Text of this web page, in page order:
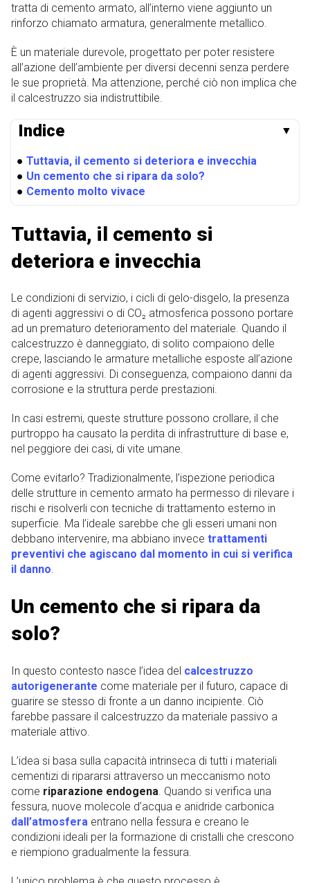
tratta di cemento armato, all’interno viene aggiunto un
rinforzo chiamato armatura, generalmente metallico.
È un materiale durevole, progettato per poter resistere
all’azione dell’ambiente per diversi decenni senza perdere
le sue proprietà. Ma attenzione, perché ciò non implica che
il calcestruzzo sia indistruttibile.
Indice ▼
● Tuttavia, il cemento si deteriora e invecchia
● Un cemento che si ripara da solo?
● Cemento molto vivace
Tuttavia, il cemento si
deteriora e invecchia
Le condizioni di servizio, i cicli di gelo-disgelo, la presenza
di agenti aggressivi o di CO₂ atmosferica possono portare
ad un prematuro deterioramento del materiale. Quando il
calcestruzzo è danneggiato, di solito compaiono delle
crepe, lasciando le armature metalliche esposte all’azione
di agenti aggressivi. Di conseguenza, compaiono danni da
corrosione e la struttura perde prestazioni.
In casi estremi, queste strutture possono crollare, il che
purtroppo ha causato la perdita di infrastrutture di base e,
nel peggiore dei casi, di vite umane.
Come evitarlo? Tradizionalmente, l’ispezione periodica
delle strutture in cemento armato ha permesso di rilevare i
rischi e risolverli con tecniche di trattamento esterno in
superficie. Ma l’ideale sarebbe che gli esseri umani non
debbano intervenire, ma abbiano invece trattamenti
preventivi che agiscano dal momento in cui si verifica
il danno.
Un cemento che si ripara da
solo?
In questo contesto nasce l’idea del calcestruzzo
autorigenerante come materiale per il futuro, capace di
guarire se stesso di fronte a un danno incipiente. Ciò
farebbe passare il calcestruzzo da materiale passivo a
materiale attivo.
L’idea si basa sulla capacità intrinseca di tutti i materiali
cementizi di ripararsi attraverso un meccanismo noto
come riparazione endogena . Quando si verifica una
fessura, nuove molecole d’acqua e anidride carbonica
dall’atmosfera entrano nella fessura e creano le
condizioni ideali per la formazione di cristalli che crescono
e riempiono gradualmente la fessura.